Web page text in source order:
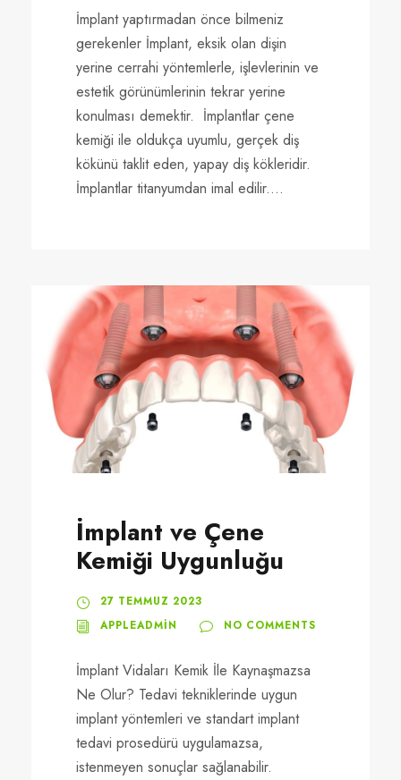
İmplant yaptırmadan önce bilmeniz
gerekenler İmplant, eksik olan dişin
yerine cerrahi yöntemlerle, işlevlerinin ve
estetik görünümlerinin tekrar yerine
konulması demektir. İmplantlar çene
kemiği ile oldukça uyumlu, gerçek diş
kökünü taklit eden, yapay diş kökleridir.
İmplantlar titanyumdan imal edilir....
İmplant ve Çene
Kemiği Uygunluğu
27 TEMMUZ 2023
APPLEADMIN
NO COMMENTS
İmplant Vidaları Kemik İle Kaynaşmazsa
Ne Olur? Tedavi tekniklerinde uygun
implant yöntemleri ve standart implant
tedavi prosedürü uygulamazsa,
istenmeyen sonuçlar sağlanabilir.